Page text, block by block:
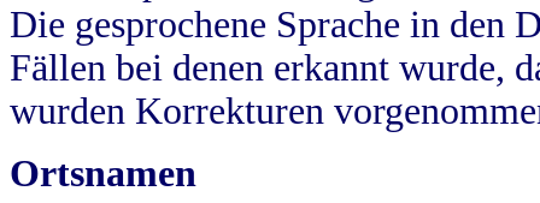
Die gesprochene Sprache in
Fällen bei denen erkannt wurde,
wurden Korrekturen
Ortsnamen